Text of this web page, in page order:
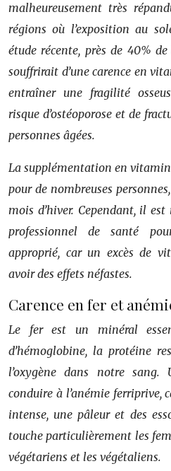
malheureusement très
régions où l’exposition au
étude récente, près de 40%
souffrirait d’une carence en
entraîner une fragilité
risque d’ostéoporose et de
personnes âgées.
La supplémentation en
pour de nombreuses
mois d’hiver. Cependant, il
professionnel de santé
approprié, car un excès de
avoir des effets néfastes.
Carence en fer et
Le fer est un minéral
d’hémoglobine, la protéine
l’oxygène dans notre
conduire à l’anémie ferriprive,
intense, une pâleur et des
touche particulièrement les
végétariens et les végétaliens.